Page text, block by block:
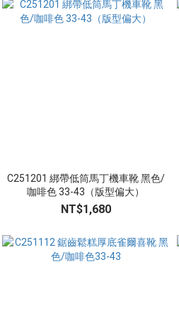
C251201 綁帶低筒馬丁機車靴 黑色/
咖啡色 33-43（版型偏大）
NT$1,680